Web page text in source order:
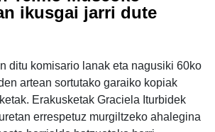
ikusgai jarri dute
ditu komisario lanak eta nagusiki 60ko
artean sortutako garaiko kopiak
Erakusketak Graciela Iturbidek
errespetuz murgiltzeko ahalegina